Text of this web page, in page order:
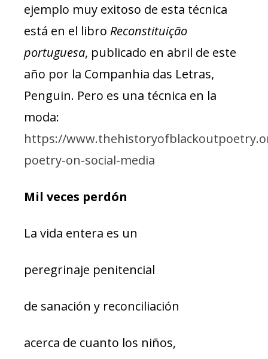
ejemplo muy exitoso de esta técnica
está en el libro Reconstituição
portuguesa, publicado en abril de este
año por la Companhia das Letras,
Penguin. Pero es una técnica en la
moda:
https://
poetry-on-social-media
Mil veces perdón
La vida entera es un
peregrinaje penitencial
de sanación y reconciliación
acerca de cuanto los niños,